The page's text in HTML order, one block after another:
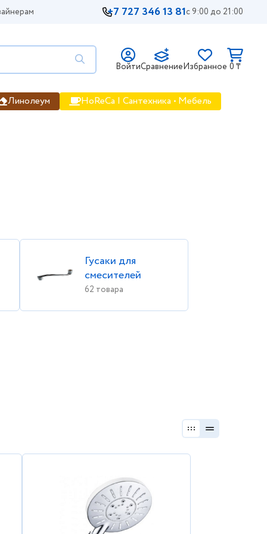
+7 727 346 13 81с 9:00 до 21:00
ВойтиСравнениеИзбранное 0 ₸
Линолеум HoReCa | Сантехника • Мебель
и цены, фото, цена,
Гусаки для
смесителей
62 товара